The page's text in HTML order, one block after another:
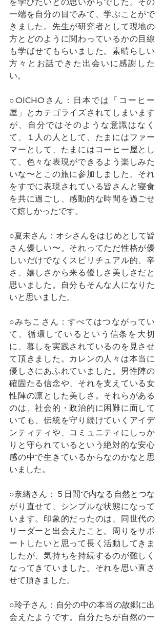
一端を自分の目でみて、学ぶことがで
きました。先生が研究者として現地の
方とどのように関わっているかの目線
も学ばせてもらいました。素晴らしい
方々とお話できた出会いに感謝した
い。
○OICHOさん：日本では「コーヒー
屋」とカテゴライズされてしまいます
が、自分ではそのような意識はなく
て、１人の人として、たまにはファー
マーとして、たまにはコーヒー屋とし
て、色々な表現ができるよう楽しみた
いな〜とこの旅に参加しました。それ
をすでに表現されている皆さんと寝食
を共に過ごし、感動的な時間を過ごせ
て嬉しかったです。
○夏未さん：オシさんをはじめとして皆
さん優しい〜。それってただ性格が優
しいだけでなくスピリチュアル的、辛
さ、嬉しさから来る優しさ美しさだと
思いました。自分もそんな人になりた
いと思いました。
○みちこさん：すべてはつながってい
て、循環しているという信条を大切
に、暮しを実践されているのを見させ
て頂きました。カレンの人々は本当に
優しさにあふれていました。男性陣の
確固たる信念や、それを支えている女
性陣の凛とした美しさ。それらがある
のは、社会的・政治的に困難に面して
いても、伝統を守り続けていくアイデ
ンティティや、コミュニティにしっか
りと守られているという絶対的な安心
感の中で生きているからなのかなと思
いました。
○奈緒さん：５日間で内なる自然とつな
がり直せて、シンプルな状態になって
います。印象的だったのは、同世代の
リーダーと出会えたこと。周りをサポ
ートしたいと思って長く活動してきま
したが、気持ちを持続するのが難しく
なってきていました。それを思い直さ
せて頂きました。
○玲子さん：自分の中の本当の故郷に出
会えたようです。自分たちが自然の一